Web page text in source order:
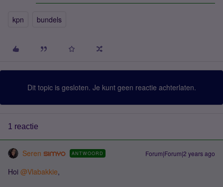
kpn bundels
Dit topic is gesloten. Je kunt geen reactie achterlaten.
1 reactie
Seren ANTWOORD Forum|Forum|2 years ago
Hoi @Vlabakkie,